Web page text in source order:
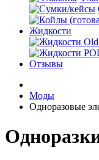
Жидкости
Отзывы
Моды
Одноразовые